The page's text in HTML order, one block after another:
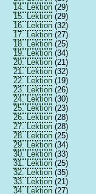
14. Lektion (29)
15. Lektion (29)
16. Lektion (32)
17. Lektion (27)
18. Lektion (25)
19. Lektion (34)
20. Lektion (21)
21. Lektion (32)
22. Lektion (19)
23. Lektion (26)
24. Lektion (30)
25. Lektion (23)
26. Lektion (28)
27. Lektion (28)
28. Lektion (25)
29. Lektion (34)
30. Lektion (33)
31. Lektion (25)
32. Lektion (35)
33. Lektion (21)
34. Lektion (27)